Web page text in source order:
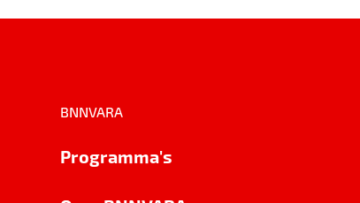
BNNVARA
Programma's